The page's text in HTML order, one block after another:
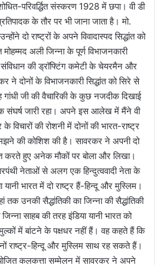
परिवर्द्धित संस्करण 1928 में छपा। वी डी
के तौर पर भी जाना जाता है। मो.
दो राष्ट्रों के अपने विवादास्पद सिद्धांत को
अली जिन्ना के पूर्ण विभाजनकारी
की ड्रॉफ्टिंग कमेटी के चेयरमैन और
ने दोनों के विभाजनकारी सिद्धांत को सिरे से
जी की वैचारिकी के कुछ नजदीक दिखाई
संघर्ष जारी रहा। अपने इस आलेख में मैंने वी
की रोशनी में दोनों की भारत-राष्ट्र
की कोशिश की है। सावरकर ने अपनी दो
करते हुए अनेक मौकों पर बोला और लिखा।
नेताओं से अलग एक हिन्दुत्ववादी नेता के
यानी भारत में दो राष्ट्र हैं-हिन्दू और मुस्लिम।
उनकी सैद्धांतिकी का जिन्ना की सैद्धांतिकी
साहब की तरह इंडिया यानी भारत को
में बांटने के पक्षधर नहीं हैं। वह कहते हैं कि
राष्ट्र-हिन्दू और मुस्लिम साथ रह सकते हैं।
कलकत्ता सम्मेलन में सावरकर ने अपने